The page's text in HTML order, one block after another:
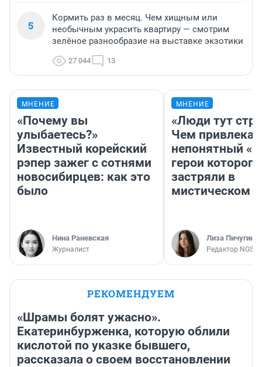
5
Кормить раз в месяц. Чем хищным или
необычным украсить квартиру — смотрим
зелёное разнообразие на выставке экзотики
27 044 13
МНЕНИЕ
«Почему вы
улыбаетесь?»
Известный корейский
рэпер зажег с сотнями
новосибирцев: как это
было
Нина Раневская
Журналист
МНЕНИЕ
«Люди тут
Чем
непонятный
герои которого
застряли в
мистическом
Лиза Пичугина
Редактор
РЕКОМЕНДУЕМ
«Шрамы болят ужасно».
Екатеринбурженка, которую облили
кислотой по указке бывшего,
рассказала о своем восстановлении